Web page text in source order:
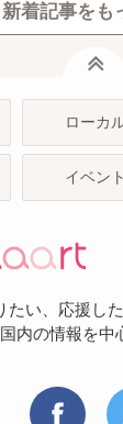
新着記事をも
ローカ
イベント
い、応援した
内の情報を